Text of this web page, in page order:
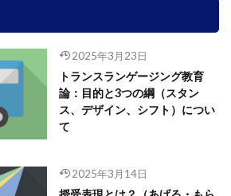
2025年3月23日
トランスランゲージング教育
論：目的と3つの綱（スタン
ス、デザイン、シフト）につい
て
2025年3月14日